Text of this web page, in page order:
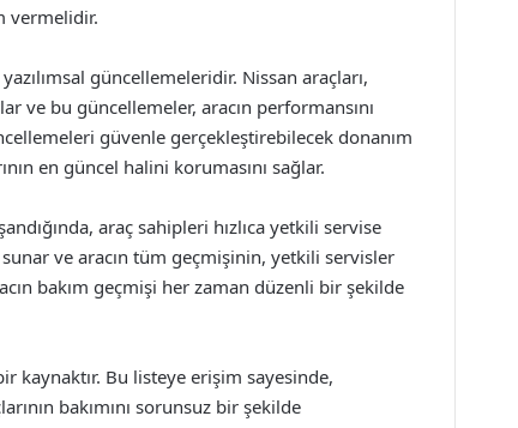
vermelidir.
güncellemeleridir. Nissan araçları,
ve bu güncellemeler, aracın performansını
güvenle gerçekleştirebilecek donanım
en güncel halini korumasını sağlar.
araç sahipleri hızlıca yetkili servise
ve aracın tüm geçmişinin, yetkili servisler
bakım geçmişi her zaman düzenli bir şekilde
kaynaktır. Bu listeye erişim sayesinde,
bakımını sorunsuz bir şekilde